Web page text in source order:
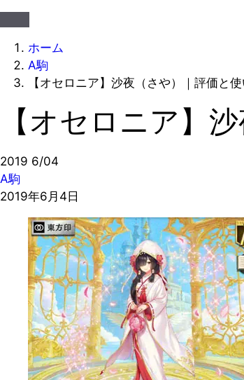
ホーム
A駒
【オセロニア】沙夜（さや）｜評価と
【オセロニア】
2019 6/04
A駒
2019年6月4日